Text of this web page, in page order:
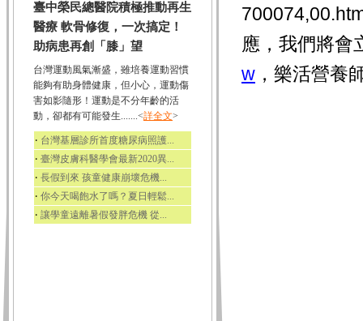
臺中榮民總醫院積極推動再生
醫療 軟骨修復，一次搞定！
助病患再創「膝」望
台灣運動風氣漸盛，雖培養運動習慣
能夠有助身體健康，但小心，運動傷
害如影隨形！運動是不分年齡的活
動，卻都有可能發生.......<詳全文>
‧ 台灣基層診所首度糖尿病照護...
‧ 臺灣皮膚科醫學會最新2020異...
‧ 長假到來 孩童健康崩壞危機...
‧ 你今天喝飽水了嗎？夏日輕鬆...
‧ 讓學童遠離暑假發胖危機 從...
應，我們將會
w ，樂活營養